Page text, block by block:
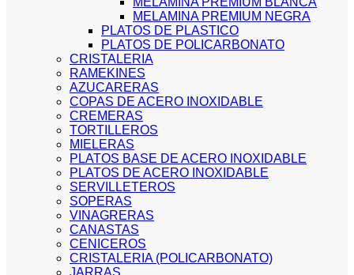
MELAMINA PREMIUM NEGRA
PLATOS DE PLASTICO
PLATOS DE POLICARBONATO
CRISTALERIA
RAMEKINES
AZUCARERAS
COPAS DE ACERO INOXIDABLE
CREMERAS
TORTILLEROS
MIELERAS
PLATOS BASE DE ACERO INOXIDABLE
PLATOS DE ACERO INOXIDABLE
SERVILLETEROS
SOPERAS
VINAGRERAS
CANASTAS
CENICEROS
CRISTALERIA (POLICARBONATO)
JARRAS